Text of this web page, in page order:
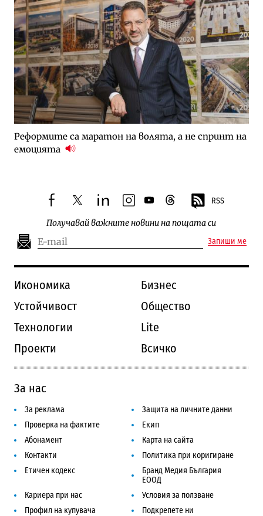
Реформите са маратон на волята, а не спринт на
емоцията
facebooktwitterlinkedininstagram
youtubethreads RSS
Получавай важните новини на пощата си
Запиши ме
Икономика
Бизнес
Устойчивост
Общество
Технологии
Lite
Проекти
Всичко
За нас
За реклама
Защита на личните данни
Проверка на фактите
Екип
Абонамент
Карта на сайта
Контакти
Политика при коригиране
Етичен кодекс
Бранд Медия България
ЕООД
Кариера при нас
Условия за ползване
Профил на купувача
Подкрепете ни